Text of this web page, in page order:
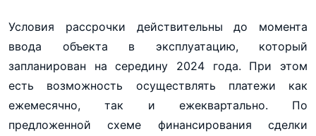
Условия рассрочки действительны до момента
ввода объекта в эксплуатацию, который
запланирован на середину 2024 года. При этом
есть возможность осуществлять платежи как
ежемесячно, так и ежеквартально. По
предложенной схеме финансирования сделки